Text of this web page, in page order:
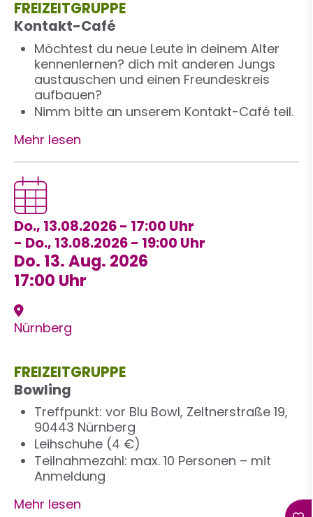
FREIZEITGRUPPE
Kontakt-Café
Möchtest du neue Leute in deinem Alter
kennenlernen? dich mit anderen Jungs
austauschen und einen Freundeskreis
aufbauen?
Nimm bitte an unserem Kontakt-Café teil.
Mehr lesen
Do., 13.08.2026 - 17:00
- Do., 13.08.2026 - 19:00
Do. 13. Aug. 2026
17:00 Uhr
Nürnberg
FREIZEITGRUPPE
Bowling
Treffpunkt: vor Blu Bowl, Zeltnerstraße 19,
90443 Nürnberg
Leihschuhe (4 €)
Teilnahmezahl: max. 10 Personen – mit
Anmeldung
Mehr lesen